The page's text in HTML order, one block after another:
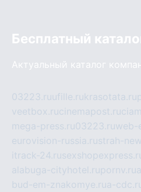
Бесплатный
Актуальный каталог
03223.ruufille.rukrasotata.ru
veetbox.rucinemapost.ru
mega-press.ru03223.ruweb-
eurovision-russia.rustrah-
itrack-24.ru
alabuga-cityhotel.rupornv.ru
bud-em-znakomye.rua-